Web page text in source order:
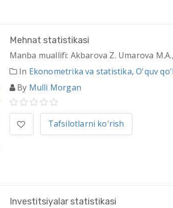
Mehnat statistikasi
Manba muallifi: Akbarova Z. Umarova
In Ekonometrika va statistika,O'quv
By Mulli Morgan
Tafsilotlarni ko'rish
Investitsiyalar statistikasi